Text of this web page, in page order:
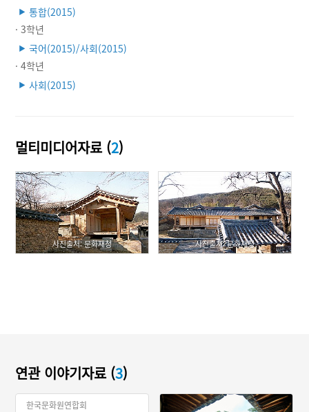
▶ 통합(2015)
· 3학년
▶ 국어(2015)/사회(2015)
· 4학년
▶ 사회(2015)
멀티미디어자료 (2)
사진출처: 문화재청 사진출처: 문화재청
연관 이야기자료 (3)
한국문화원연합회